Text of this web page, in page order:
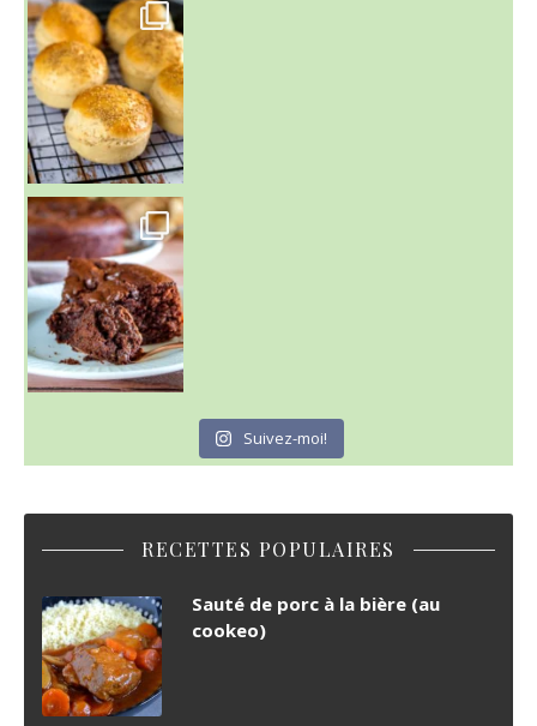
Un peu de boulange par ici au
~ GÂTEAU FONDANT CHOCO NOISETTE ~
C'est lundi
Suivez-moi!
RECETTES POPULAIRES
Sauté de porc à la bière (au
cookeo)